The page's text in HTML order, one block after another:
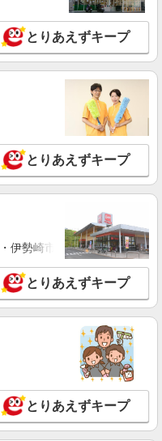
詳細を見る
種に詳しくなれる携帯販
266100円（経験・能力によ
4ヶ月 ※残業代支給 ★交通費
万円支給(規定有) お友達
ンティブ支給(規定有) ゜・。
゜+゜
ショップ
詳細を見る
フトバンク】
円（経験・能力による） ※
途支給（規定あり） ゜
。○。・゜+゜ 入社祝い金10
+゜・。○。・゜+゜
電量販店
詳細を見る
店舗スタッフ
とりあえずキープ
とりあえずキープ
伊勢崎市・太田市・館林市
とりあえずキープ
とりあえずキープ